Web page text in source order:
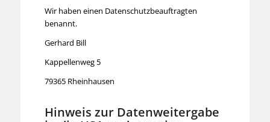
Wir haben einen Datenschutzbeauftragten
benannt.
Gerhard Bill
Kappellenweg 5
79365 Rheinhausen
Hinweis zur Datenweitergabe